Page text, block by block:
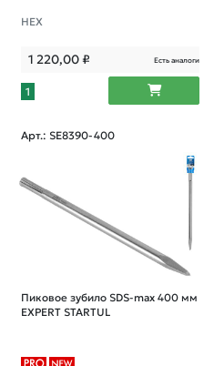
НЕХ
1 220,00₽ Есть аналоги
1
Арт.: SE8390-400
Пиковое зубило SDS-max 400 мм
EXPERT STARTUL